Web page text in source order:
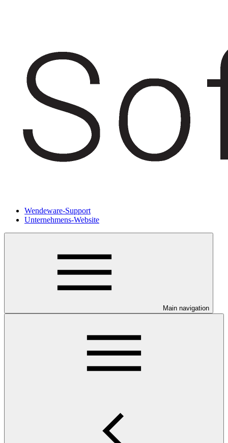
Wendeware-Support
Unternehmens-Website
Main navigation